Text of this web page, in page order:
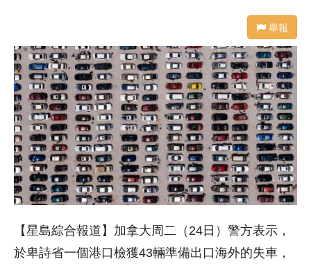
舉報
【星島綜合報道】加拿大周二（24日）警方表示，
於卑詩省一個港口檢獲43輛準備出口海外的失車，